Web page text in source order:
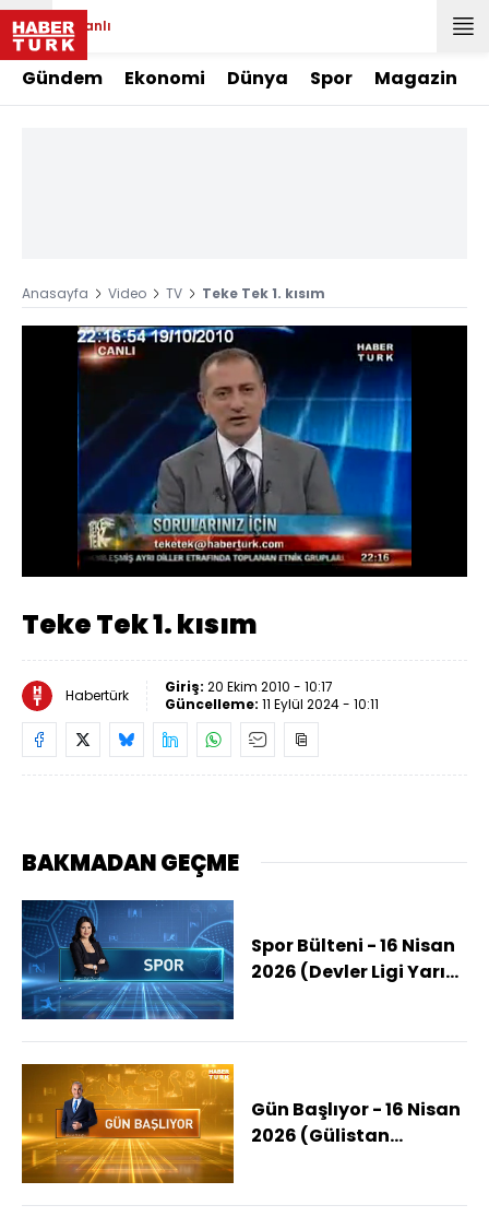
Canlı
Gündem Ekonomi Dünya Spor Magazin
Anasayfa Video TV Teke Tek 1. kısım
Sesi
Aç
Yüklendi:
30.19%
Oynatma
Hızı
Teke Tek 1. kısım
Habertürk Giriş: 20 Ekim 2010 - 10:17
Güncelleme: 11 Eylül 2024 - 10:11
BAKMADAN GEÇME
Spor Bülteni - 16 Nisan
2026 (Devler Ligi Yarı
Gün Başlıyor - 16 Nisan
2026 (Gülistan